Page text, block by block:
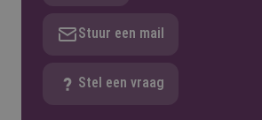
Stuur een mail
Stel een vraag